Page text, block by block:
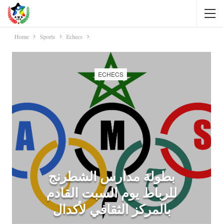
Home Sports Echecs
ECHECS
بطولة مدارس الشطرنج
للرباط يوم السبت القادم
بالمركز الثقافي لأكدال